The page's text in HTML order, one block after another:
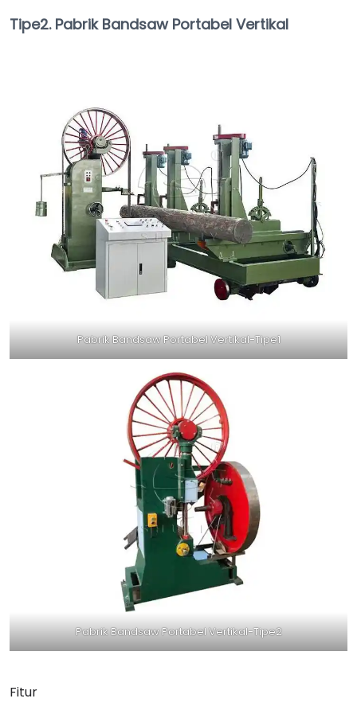
Tipe2. Pabrik Bandsaw Portabel Vertikal
Pabrik Bandsaw Portabel Vertikal-Tipe1
Pabrik Bandsaw Portabel Vertikal-Tipe2
Fitur